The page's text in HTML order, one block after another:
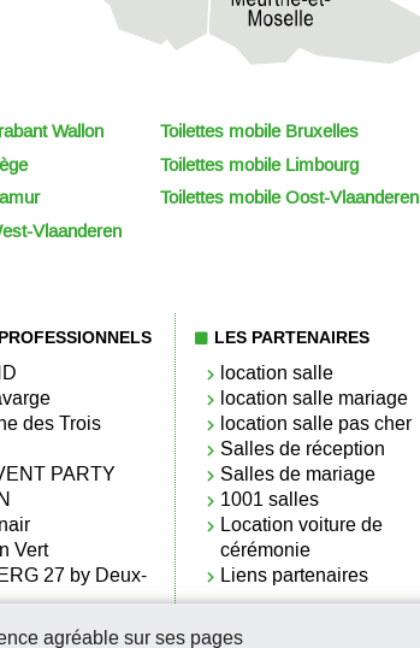
Wallon
Toilettes mobile Bruxelles
Toilettes mobile Limbourg
Toilettes mobile Oost-Vlaanderen
Vlaanderen
agréable sur ses pages
des Trois
PARTY
Vert
27 by Deux-
BOIS-
LES PARTENAIRES
location salle
location salle mariage
location salle pas cher
Salles de réception
Salles de mariage
1001 salles
Location voiture de
cérémonie
Liens partenaires